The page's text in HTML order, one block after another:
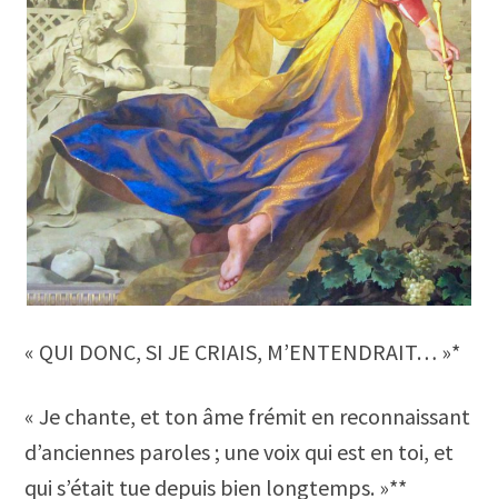
« QUI DONC, SI JE CRIAIS, M’ENTENDRAIT… »*
« Je chante, et ton âme frémit en reconnaissant
d’anciennes paroles ; une voix qui est en toi, et
qui s’était tue depuis bien longtemps. »**